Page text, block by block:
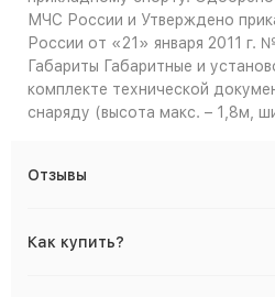
МЧС России и Утверждено
России от «21» января 2011 г.
Габариты Габаритные и
комплекте технической
снаряду (высота макс. – 1,8м,
Отзывы
Как купить?